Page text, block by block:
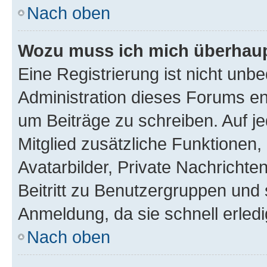
Nach oben
Wozu muss ich mich
Eine Registrierung ist nicht
Administration dieses Forums
um Beiträge zu schreiben. Auf
Mitglied zusätzliche
Avatarbilder, Private
Beitritt zu Benutzergruppen
Anmeldung, da sie schnell
Nach oben